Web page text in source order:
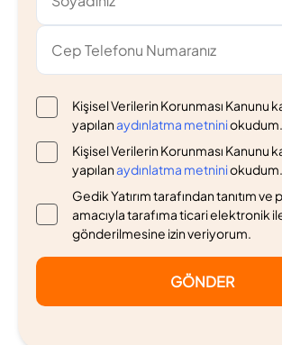
Kişisel Verilerin Korunması Kanunu
yapılanaydınlatma metniniokudum.
Kişisel Verilerin Korunması Kanunu
yapılanaydınlatma metniniokudum.
Gedik Yatırım tarafından tanıtım ve
amacıyla tarafıma ticari elektronik
gönderilmesine izin veriyorum.
GÖNDER